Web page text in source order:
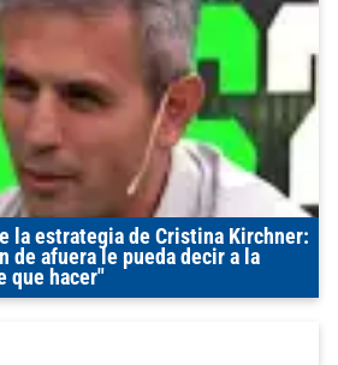
la estrategia de Cristina Kirchner:
de afuera le pueda decir a la
que hacer"